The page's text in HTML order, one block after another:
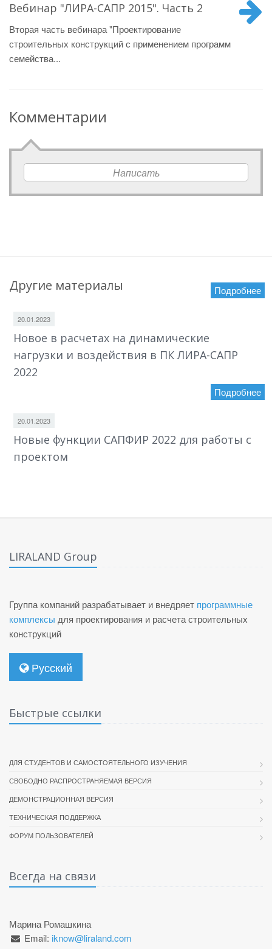
Вебинар "ЛИРА-САПР 2015". Часть 2
Вторая часть вебинара "Проектирование
строительных конструкций с применением программ
семейства...
Комментарии
Написать
Другие материалы Подробнее
20.01.2023
Новое в расчетах на динамические
нагрузки и воздействия в ПК ЛИРА-САПР
2022
Подробнее
20.01.2023
Новые функции САПФИР 2022 для работы с
проектом
LIRALAND Group
Группа компаний разрабатывает и внедряет программные
комплексы для проектирования и расчета строительных
конструкций
Русский
Быстрые ссылки
ДЛЯ СТУДЕНТОВ И САМОСТОЯТЕЛЬНОГО ИЗУЧЕНИЯ
СВОБОДНО РАСПРОСТРАНЯЕМАЯ ВЕРСИЯ
ДЕМОНСТРАЦИОННАЯ ВЕРСИЯ
ТЕХНИЧЕСКАЯ ПОДДЕРЖКА
ФОРУМ ПОЛЬЗОВАТЕЛЕЙ
Всегда на связи
Марина Ромашкина
Email: iknow@liraland.com